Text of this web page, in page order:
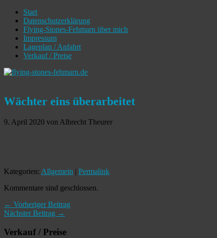
Start
Datenschutzerklärung
Flying-Stones-Fehmarn über mich
Impressum
Lageplan / Anfahrt
Verkauf / Preise
Wächter eins überarbeitet
9. April 2020 von Albrecht Theurer
Kategorien: Allgemein | Permalink
Kommentare sind geschlossen.
← Vorheriger Beitrag
Nächster Beitrag →
Verkauf / Preise